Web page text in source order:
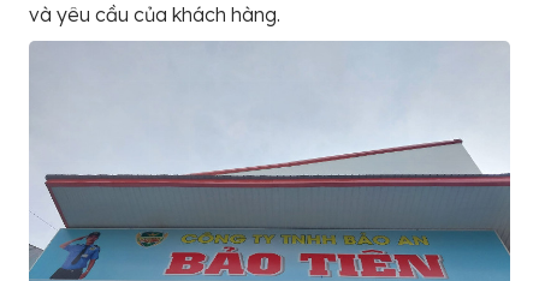
và yêu cầu của khách hàng.